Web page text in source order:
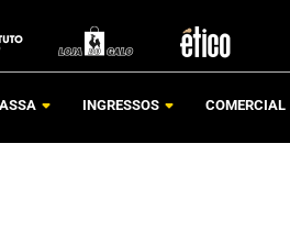
INGRESSOS COMERCIAL